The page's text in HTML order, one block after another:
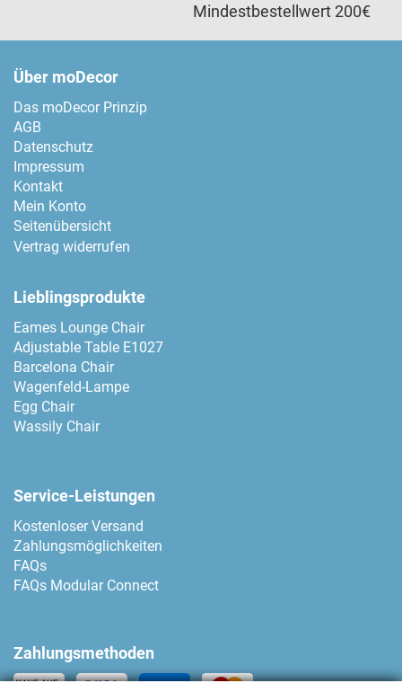
Mindestbestellwert 200€
Über moDecor
Das moDecor Prinzip
AGB
Datenschutz
Impressum
Kontakt
Mein Konto
Seitenübersicht
Vertrag widerrufen
Lieblingsprodukte
Eames Lounge Chair
Adjustable Table E1027
Barcelona Chair
Wagenfeld-Lampe
Egg Chair
Wassily Chair
Service-Leistungen
Kostenloser Versand
Zahlungsmöglichkeiten
FAQs
FAQs Modular Connect
Zahlungsmethoden